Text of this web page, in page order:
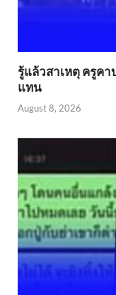
รู้แล้วสาเหตุ ครูค
แทน
August 8, 2026